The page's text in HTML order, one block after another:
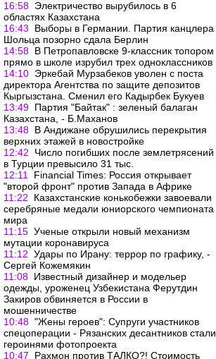
16:58 Электричество вырубилось в 6
областях Казахстана
16:43
Выборы в Германии. Партия канцлера
Шольца позорно сдала Берлин
14:58 В Петропавловске 9-классник топором
прямо в школе изрубил трех одноклассников
14:10 Эркебай Мурзабеков уволен с поста
директора Агентства по защите депозитов
Кыргызстана. Сменил его Кадырбек Букуев
13:49 Партия "Байтак" : зеленый балаган
Казахстана, - Б.Маханов
13:48 В Андижане обрушились перекрытия
верхних этажей в новостройке
12:42
Число погибших после землетрясений
в Турции превысило 31 тыс.
12:11
Financial Times: Россия открывает
"второй фронт" против Запада в Африке
11:22
Казахстанские конькобежки завоевали
серебряные медали юниорского чемпионата
мира
11:15 Ученые открыли новый механизм
мутации коронавируса
11:12 Удары по Ирану: террор по графику, -
Сергей Кожемякин
11:08 Известный дизайнер и модельер
одежды, уроженец Узбекистана Ферутдин
Закиров обвиняется в России в
мошенничестве
10:48 "Жены героев": Супруги участников
спецоперации - Рязанских десантников стали
героинями фотопроекта
10:47
Рахмон против ТАЛКО?! Стоимость